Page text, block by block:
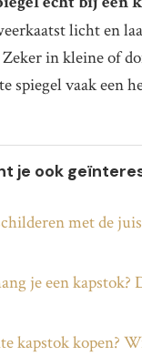
licht en
in kleine of
spiegel vaak een
je ook
met de
je een kapstok?
kapstok kopen?